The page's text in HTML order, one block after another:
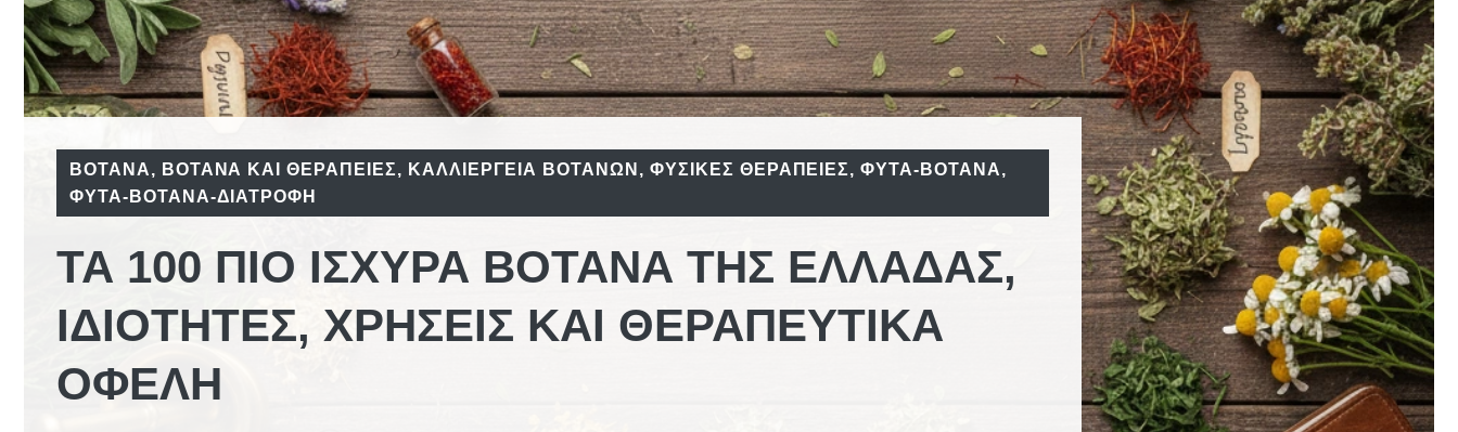
ΒΌΤΑΝΑ, ΒΌΤΑΝΑ ΚΑΙ ΘΕΡΑΠΕΊΕΣ, ΚΑΛΛΙΈΡΓΕΙΑ ΒΟΤΆΝΩΝ , ΦΥΣΙΚΈΣ ΘΕΡΑΠΕΊΕΣ,ΦΥΤΆ-ΒΌΤΑΝΑ,
ΦΥΤΆ-ΒΌΤΑΝΑ-ΔΙΑΤΡΟΦΉ
ΤΑ 100 ΠΙΟ ΙΣΧΥΡΆ ΒΌΤΑΝΑ ΤΗΣ ΕΛΛΆΔΑΣ,
ΙΔΙΌΤΗΤΕΣ, ΧΡΉΣΕΙΣ ΚΑΙ ΘΕΡΑΠΕΥΤΙΚΆ
ΟΦΈΛΗ